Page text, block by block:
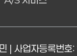
민 | 사업자등록